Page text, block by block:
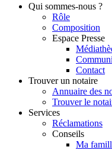
Qui sommes-nous ?
Rôle
Composition
Espace Presse
Contact
Trouver un notaire
Annuaire des
Trouver le
Services
Réclamations
Conseils
Ma